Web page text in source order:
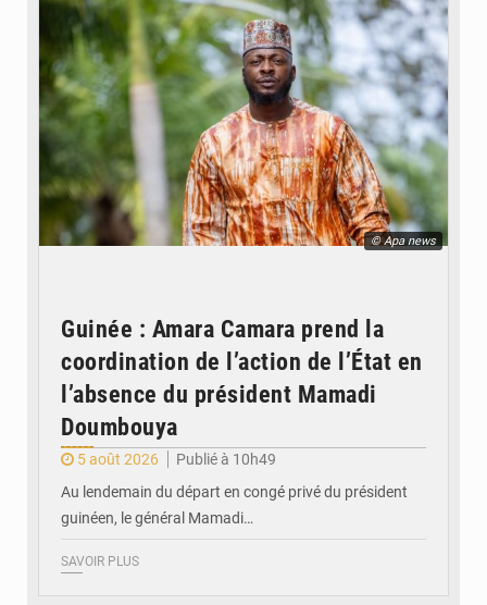
© Apa news
Guinée : Amara Camara prend la
coordination de l’action de l’État en
l’absence du président Mamadi
Doumbouya
5 août 2026
Publié à 10h49
Au lendemain du départ en congé privé du président
guinéen, le général Mamadi…
SAVOIR PLUS